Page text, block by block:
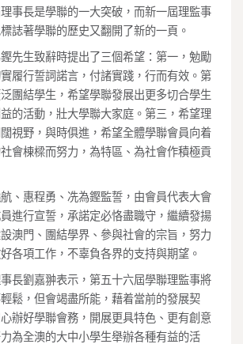
事長是學聯的一大突破，而新一屆理監事
誌著學聯的歷史又翻開了新的一頁。
先生致辭時提出了三個希望：第一，勉勵
履行誓詞諾言，付諸實踐，行而有效。第
團結學生，希望學聯發展出更多切合學生
的活動，壯大學聯大家庭。第三，希望理
視野，與時俱進，希望全體學聯會員向着
會棟樑而努力，為特區、為社會作積極貢
、惠程勇、冼為鏗監誓，由會員代表大會
進行宣誓，承諾定必恪盡職守，繼續發揚
澳門、團結學界、參與社會的宗旨，努力
各項工作，不辜負各界的支持與期望。
長劉嘉翀表示，第五十六屆學聯理監事將
鬆，但會竭盡所能，藉着當前的發展契
辦好學聯會務，開展更具特色、更有創意
為全澳的大中小學生舉辦各種有益的活